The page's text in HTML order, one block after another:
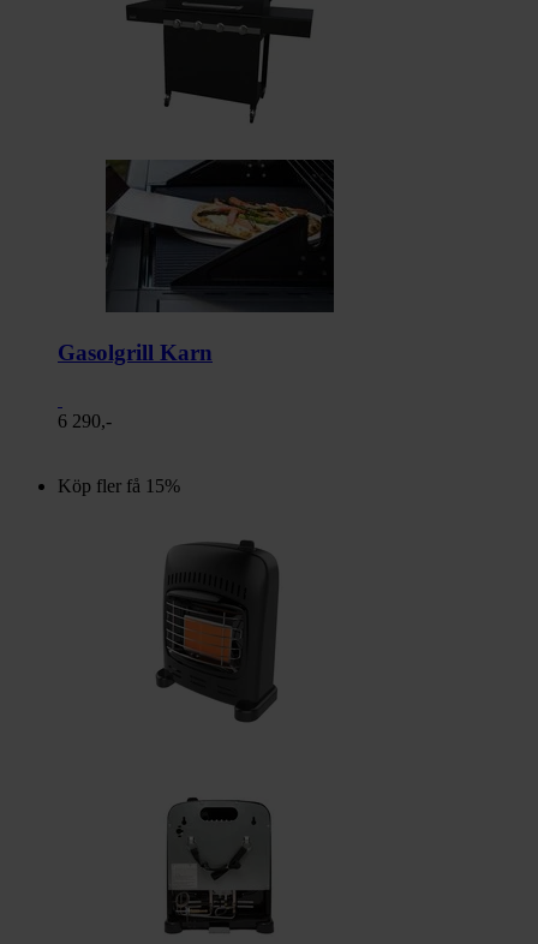
Gasolgrill Karn
6 290,-
Köp fler få 15%